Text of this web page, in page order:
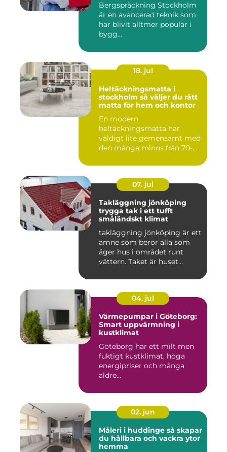
Bergspräckning Stockholm
är en avancerad teknik som
har blivit alltmer populär i
bygg...
18. jul
Heltäckningsmatta i
stockholm så väljer du rätt
matta för hem och kontor
En modern
heltäckningsmatta har
väldigt lite gemensamt med
den många minns från 70-
07. jul
Takläggning jönköping
trygga tak i ett tufft
småländskt klimat
takläggning jönköping är ett
ämne som berör alla som
äger hus i området runt
vättern. Taket är huset...
04. jul
Värmepumpar i Göteborg:
Smart uppvärmning i
kustklimat
Göteborg har ett milt men
fuktigt kustklimat, höga
energipriser och många
äldre...
02. jun
Måleri i huddinge så skapar
du hållbara och vackra ytor
hemma